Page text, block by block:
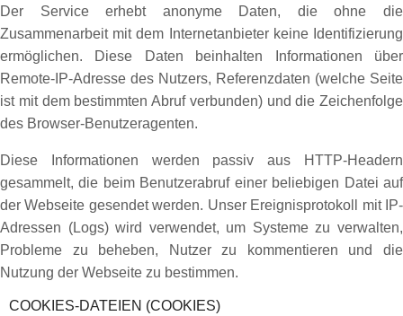
Der Service erhebt anonyme Daten, die ohne die
Zusammenarbeit mit dem Internetanbieter keine Identifizierung
ermöglichen. Diese Daten beinhalten Informationen über
Remote-IP-Adresse des Nutzers, Referenzdaten (welche Seite
ist mit dem bestimmten Abruf verbunden) und die Zeichenfolge
des Browser-Benutzeragenten.
Diese Informationen werden passiv aus HTTP-Headern
gesammelt, die beim Benutzerabruf einer beliebigen Datei auf
der Webseite gesendet werden. Unser Ereignisprotokoll mit IP-
Adressen (Logs) wird verwendet, um Systeme zu verwalten,
Probleme zu beheben, Nutzer zu kommentieren und die
Nutzung der Webseite zu bestimmen.
COOKIES-DATEIEN (COOKIES)